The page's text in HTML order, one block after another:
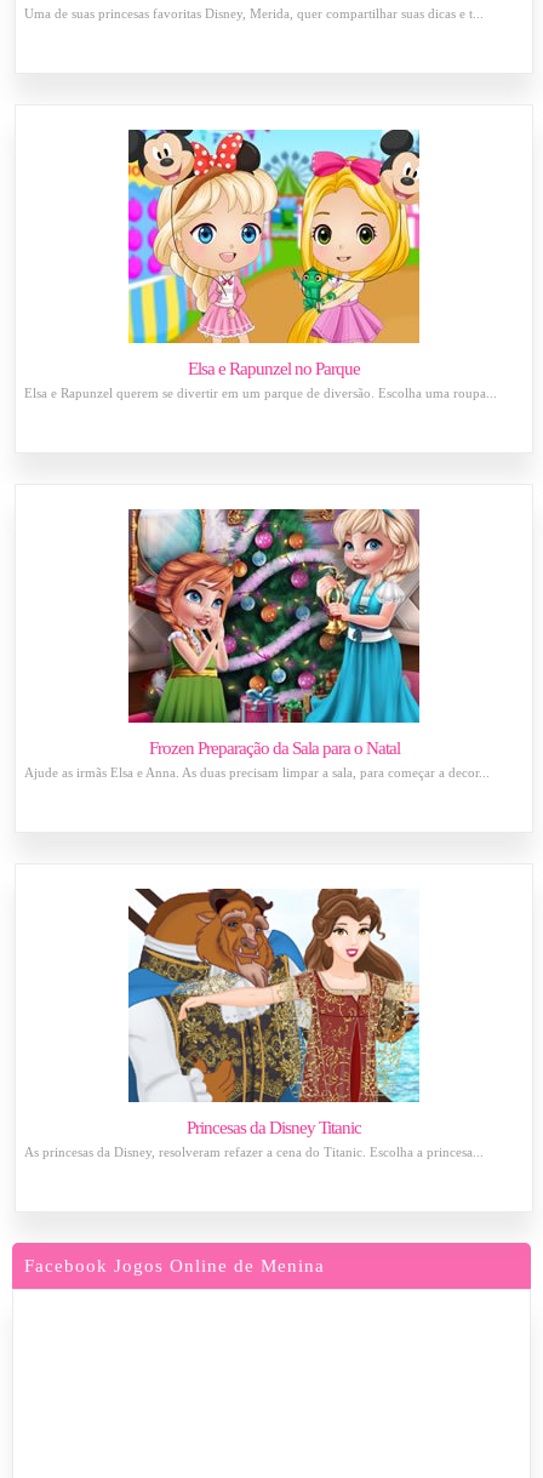
Uma de suas princesas favoritas Disney, Merida, quer compartilhar suas dicas e t...
Elsa e Rapunzel no Parque
Elsa e Rapunzel querem se divertir em um parque de diversão. Escolha uma roupa...
Frozen Preparação da Sala para o Natal
Ajude as irmãs Elsa e Anna. As duas precisam limpar a sala, para começar a decor...
Princesas da Disney Titanic
As princesas da Disney, resolveram refazer a cena do Titanic. Escolha a princesa...
Facebook Jogos Online de Menina